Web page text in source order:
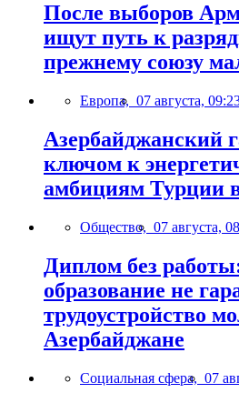
После выборов
ищут путь к
прежнему союзу
Европа, 07 августа,
Азербайджанский
ключом к
амбициям Турции
Общество, 07 августа,
Диплом без
образование не
трудоустройство
Азербайджане
Социальная сфера, 07